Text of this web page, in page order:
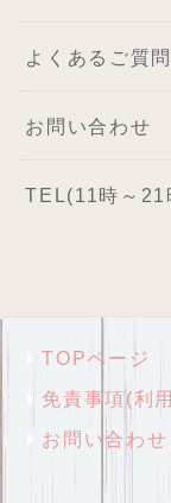
よくあるご質問
お問い合わせ
TEL(11時～21
TOPページ
免責事項(利
お問い合わせ